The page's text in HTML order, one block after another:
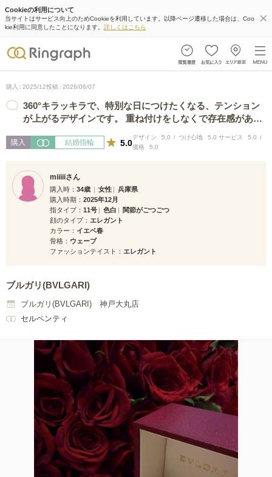
Cookieの利用について
当サイトはサービス向上のためCookieを利用しています。以降ページ遷移した場合は、Coo
kie利用に同意したことになります。 詳しくはこちら
購入 2025/12投稿 2026/06/07
360°キラッキラで、特別な日につけたくなる、テンション
が上がるデザインです。 重ね付けをしなくで存在感があり
購入 結婚指輪 5.0
デザイン 5.0 つけ心地 5.0 サービス
5.0
価格
5.0
miiiiiさん
購入時 34歳 女性
兵庫県
購入時期
2025年12月
指タイプ
11号 色白
関節がごつごつ
顔のタイプ
エレガント
カラー
イエベ春
骨格
ウェーブ
ファッションテイスト
エレガント
ブルガリ(BVLGARI)
ブルガリ(BVLGARI) 神戸大丸店
セルペンティ